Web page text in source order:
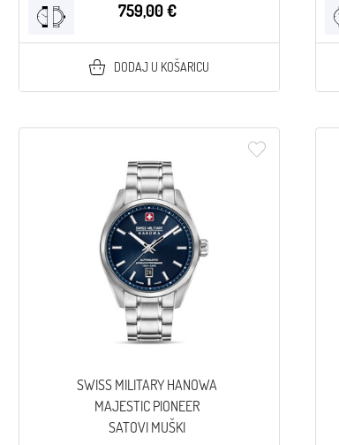
759,00 €
DODAJ U KOŠARICU
SWISS MILITARY HANOWA
MAJESTIC PIONEER
SATOVI MUŠKI